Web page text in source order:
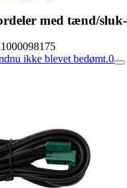
med tænd/
ikke blevet bedømt.0